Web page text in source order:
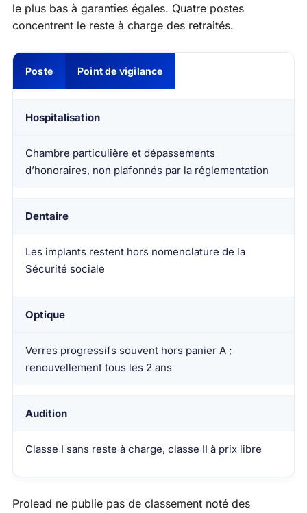
le plus bas à garanties égales. Quatre postes
concentrent le reste à charge des retraités.
Poste Point de vigilance
Hospitalisation
Chambre particulière et dépassements
d’honoraires, non plafonnés par la réglementation
Dentaire
Les implants restent hors nomenclature de la
Sécurité sociale
Optique
Verres progressifs souvent hors panier A ;
renouvellement tous les 2 ans
Audition
Classe I sans reste à charge, classe II à prix libre
Prolead ne publie pas de classement noté des